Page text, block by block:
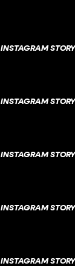
INSTAGRAM
INSTAGRAM
INSTAGRAM
INSTAGRAM
INSTAGRAM